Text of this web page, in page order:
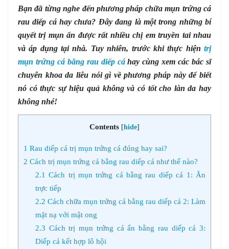
Bạn đã từng nghe đến phương pháp chữa mụn trứng cá
rau diếp cá hay chưa? Đây đang là một trong những bí
quyết trị mụn ẩn được rất nhiều chị em truyền tai nhau
và áp dụng tại nhà. Tuy nhiên, trước khi thực hiện trị
mụn trứng cá bằng rau diếp cáhay cùng xem các bác sĩ
chuyên khoa da liễu nói gì về phương pháp này để biết
nó có thực sự hiệu quả không và có tốt cho làn da hay
không nhé!
Contents [hide]
1 Rau diếp cá trị mụn trứng cá đúng hay sai?
2 Cách trị mụn trứng cá bằng rau diếp cá như thế nào?
2.1 Cách trị mụn trứng cá bằng rau diếp cá 1: Ăn
trực tiếp
2.2 Cách chữa mụn trứng cá bằng rau diếp cá 2: Làm
mặt nạ với mật ong
2.3 Cách trị mụn trứng cá ẩn bằng rau diếp cá 3:
Diếp cá kết hợp lô hội